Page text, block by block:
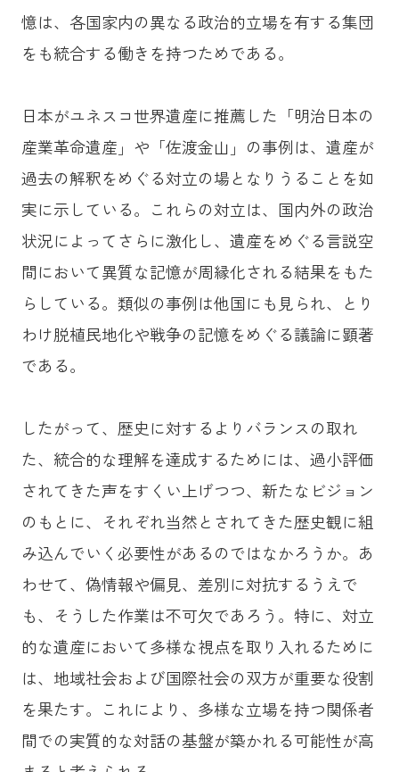
憶は、各国家内の異なる政治的立場を有する集団
をも統合する働きを持つためである。
日本がユネスコ世界遺産に推薦した「明治日本の
産業革命遺産」や「佐渡金山」の事例は、遺産が
過去の解釈をめぐる対立の場となりうることを如
実に示している。これらの対立は、国内外の政治
状況によってさらに激化し、遺産をめぐる言説空
間において異質な記憶が周縁化される結果をもた
らしている。類似の事例は他国にも見られ、とり
わけ脱植民地化や戦争の記憶をめぐる議論に顕著
である。
したがって、歴史に対するよりバランスの取れ
た、統合的な理解を達成するためには、過小評価
されてきた声をすくい上げつつ、新たなビジョン
のもとに、それぞれ当然とされてきた歴史観に組
み込んでいく必要性があるのではなかろうか。あ
わせて、偽情報や偏見、差別に対抗するうえで
も、そうした作業は不可欠であろう。特に、対立
的な遺産において多様な視点を取り入れるために
は、地域社会および国際社会の双方が重要な役割
を果たす。これにより、多様な立場を持つ関係者
間での実質的な対話の基盤が築かれる可能性が高